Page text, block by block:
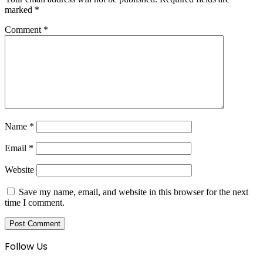
marked *
Comment *
Name *
Email *
Website
Save my name, email, and website in this browser for the next
time I comment.
Follow Us